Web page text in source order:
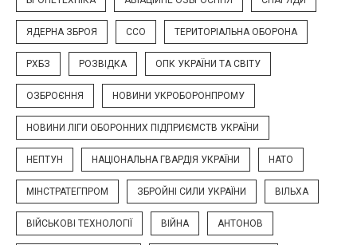
ЯДЕРНА ЗБРОЯ ССО ТЕРИТОРІАЛЬНА ОБОРОНА
РХБЗ РОЗВІДКА ОПК УКРАЇНИ ТА СВІТУ
ОЗБРОЄННЯ НОВИНИ УКРОБОРОНПРОМУ
НОВИНИ ЛІГИ ОБОРОННИХ ПІДПРИЄМСТВ УКРАЇНИ
НЕПТУН НАЦІОНАЛЬНА ГВАРДІЯ УКРАЇНИ НАТО
МІНСТРАТЕГПРОМ ЗБРОЙНІ СИЛИ УКРАЇНИ ВІЛЬХА
ВІЙСЬКОВІ ТЕХНОЛОГІЇ ВІЙНА АНТОНОВ